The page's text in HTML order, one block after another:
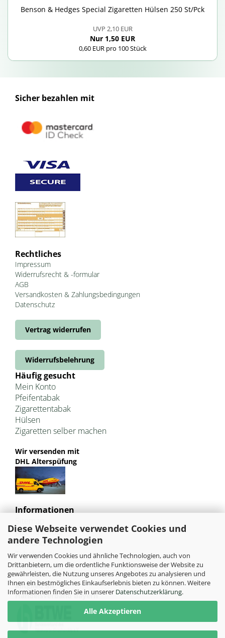
Diese Webseite verwendet Cookies und
andere Technologien
Wir verwenden Cookies und ähnliche Technologien, auch von
Drittanbietern, um die ordentliche Funktionsweise der Website zu
gewährleisten, die Nutzung unseres Angebotes zu analysieren und
Ihnen ein bestmögliches Einkaufserlebnis bieten zu können. Weitere
Informationen finden Sie in unserer Datenschutzerklärung.
Alle Akzeptieren
Ben­son & Hedges Spe­cial Zi­ga­ret­ten Hül­sen 250 St/Pck
UVP 2,10 EUR
Nur 1,50 EUR
0,60 EUR pro 100 Stück
Sicher bezahlen mit
Rechtliches
Impressum
Widerrufsrecht & -formular
AGB
Versandkosten & Zahlungsbedingungen
Datenschutz
Vertrag widerrufen
Widerrufsbelehrung
Häufig gesucht
Mein Konto
Pfeifentabak
Zigarettentabak
Hülsen
Zigaretten selber machen
Wir versenden mit
DHL Alterspüfung
Informationen
Jugendschutz
Bild und Markenrechte
Tabak Pedia
Weiterleitung von HU-Tobacco
Mitglied im
Handelsverband Bayern